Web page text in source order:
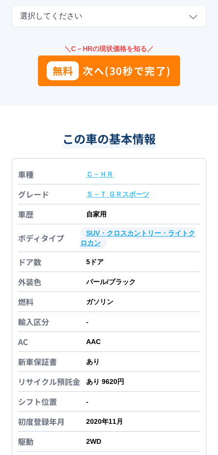
選択してください
＼C－HRの現状価格を知る／
無料 次へ(30秒で完了)
この車の基本情報
車種 Ｃ－ＨＲ
グレード Ｓ－Ｔ ＧＲスポーツ
車歴 自家用
ボディタイプ
SUV・クロスカントリー・ライトク
ロカン
ドア数 5 ドア
外装色 パール/ブラック
燃料 ガソリン
輸入区分 -
AC AAC
新車保証書 あり
リサイクル預託金 あり 9620円
シフト位置 -
初度登録年月 2020年11月
駆動 2WD